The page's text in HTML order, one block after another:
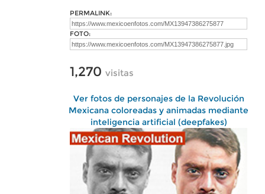
PERMALINK:
FOTO:
1,270 visitas
Ver fotos de personajes de la Revolución
Mexicana coloreadas y animadas mediante
inteligencia artificial (deepfakes)